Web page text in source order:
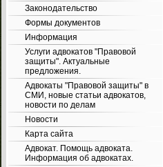
Законодательство
Формы документов
Информация
Услуги адвокатов "Правовой
защиты". Актуальные
предложения.
Адвокаты "Правовой защиты" в
СМИ, новые статьи адвокатов,
новости по делам
Новости
Карта сайта
Адвокат. Помощь адвоката.
Информация об адвокатах.